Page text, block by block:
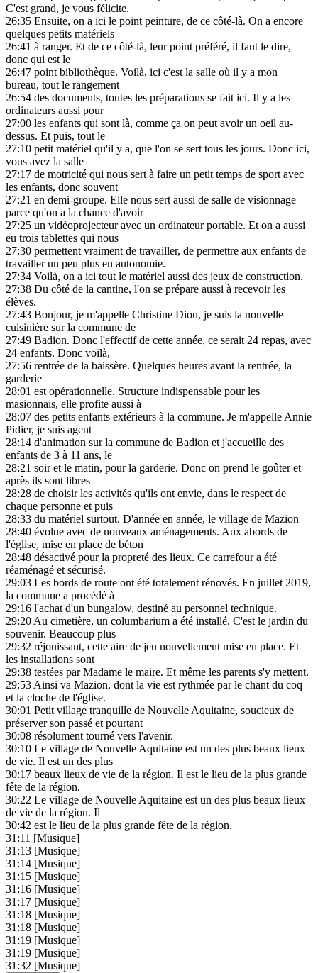
C'est grand, je vous félicite.
26:35 Ensuite, on a ici le point peinture, de ce côté-là. On a encore
quelques petits matériels
26:41 à ranger. Et de ce côté-là, leur point préféré, il faut le dire,
donc qui est le
26:47 point bibliothèque. Voilà, ici c'est la salle où il y a mon
bureau, tout le rangement
26:54 des documents, toutes les préparations se fait ici. Il y a les
ordinateurs aussi pour
27:00 les enfants qui sont là, comme ça on peut avoir un oeil au-
dessus. Et puis, tout le
27:10 petit matériel qu'il y a, que l'on se sert tous les jours. Donc ici,
vous avez la salle
27:17 de motricité qui nous sert à faire un petit temps de sport avec
les enfants, donc souvent
27:21 en demi-groupe. Elle nous sert aussi de salle de visionnage
parce qu'on a la chance d'avoir
27:25 un vidéoprojecteur avec un ordinateur portable. Et on a aussi
eu trois tablettes qui nous
27:30 permettent vraiment de travailler, de permettre aux enfants de
travailler un peu plus en autonomie.
27:34 Voilà, on a ici tout le matériel aussi des jeux de construction.
27:38 Du côté de la cantine, l'on se prépare aussi à recevoir les
élèves.
27:43 Bonjour, je m'appelle Christine Diou, je suis la nouvelle
cuisinière sur la commune de
27:49 Badion. Donc l'effectif de cette année, ce serait 24 repas, avec
24 enfants. Donc voilà,
27:56 rentrée de la baissère. Quelques heures avant la rentrée, la
garderie
28:01 est opérationnelle. Structure indispensable pour les
masionnais, elle profite aussi à
28:07 des petits enfants extérieurs à la commune. Je m'appelle Annie
Pidier, je suis agent
28:14 d'animation sur la commune de Badion et j'accueille des
enfants de 3 à 11 ans, le
28:21 soir et le matin, pour la garderie. Donc on prend le goûter et
après ils sont libres
28:28 de choisir les activités qu'ils ont envie, dans le respect de
chaque personne et puis
28:33 du matériel surtout. D'année en année, le village de Mazion
28:40 évolue avec de nouveaux aménagements. Aux abords de
l'église, mise en place de béton
28:48 désactivé pour la propreté des lieux. Ce carrefour a été
réaménagé et sécurisé.
29:03 Les bords de route ont été totalement rénovés. En juillet 2019,
la commune a procédé à
29:16 l'achat d'un bungalow, destiné au personnel technique.
29:20Au cimetière, un columbarium a été installé. C'est le jardin du
souvenir. Beaucoup plus
29:32 réjouissant, cette aire de jeu nouvellement mise en place. Et
les installations sont
29:38 testées par Madame le maire. Et même les parents s'y mettent.
29:53Ainsi va Mazion, dont la vie est rythmée par le chant du coq
et la cloche de l'église.
30:01 Petit village tranquille de Nouvelle Aquitaine, soucieux de
préserver son passé et pourtant
30:08 résolument tourné vers l'avenir.
30:10 Le village de Nouvelle Aquitaine est un des plus beaux lieux
de vie. Il est un des plus
30:17 beaux lieux de vie de la région. Il est le lieu de la plus grande
fête de la région.
30:22 Le village de Nouvelle Aquitaine est un des plus beaux lieux
de vie de la région. Il
30:42 est le lieu de la plus grande fête de la région.
31:11 [Musique]
31:13 [Musique]
31:14 [Musique]
31:15 [Musique]
31:16 [Musique]
31:17 [Musique]
31:18 [Musique]
31:18 [Musique]
31:19 [Musique]
31:19 [Musique]
31:32 [Musique]